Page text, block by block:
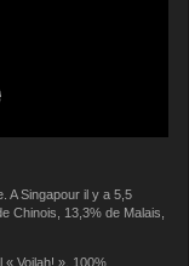
A Singapour il y a 5,5
Chinois, 13,3% de Malais,
Voilah! », 100%